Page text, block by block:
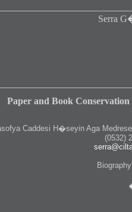
Paper and Book
Caddesi H�seyin Aga
(0532)